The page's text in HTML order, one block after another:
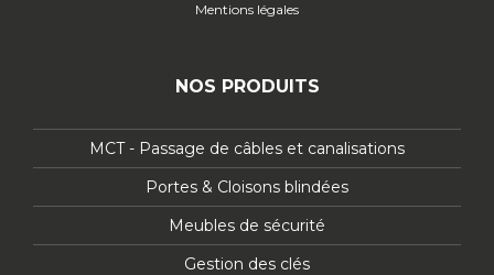
Mentions légales
NOS PRODUITS
MCT - Passage de câbles et canalisations
Portes & Cloisons blindées
Meubles de sécurité
Gestion des clés